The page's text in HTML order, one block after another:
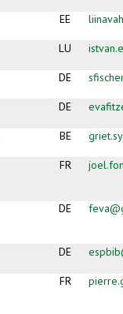
EE
LU
DE
DE
BE
FR
DE
DE
FR